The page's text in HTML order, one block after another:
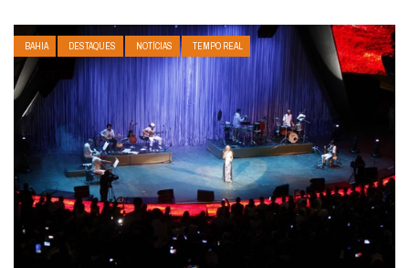
BAHIA DESTAQUES NOTÍCIAS TEMPO REAL